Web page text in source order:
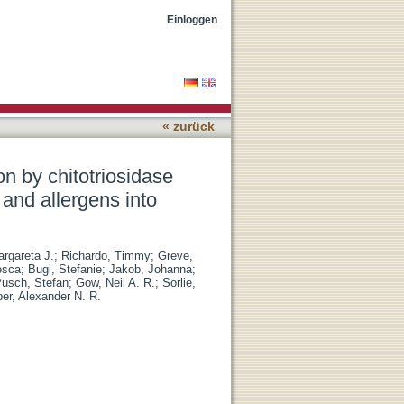
chitin fromEinloggen
« zurück
by chitotriosidase
allergens into
J.; Richardo, Timmy; Greve,
; Bugl, Stefanie; Jakob, Johanna;
Stefan; Gow, Neil A. R.; Sorlie,
Alexander N. R.